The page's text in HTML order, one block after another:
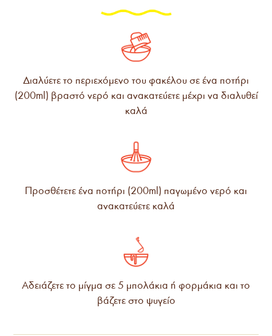
Διαλύετε το περιεχόμενο του φακέλου σε ένα ποτήρι
(200ml) βραστό νερό και ανακατεύετε μέχρι να διαλυθεί
καλά
Προσθέτετε ένα ποτήρι (200ml) παγωμένο νερό και
ανακατεύετε καλά
Αδειάζετε το μίγμα σε 5 μπολάκια ή φορμάκια και το
βάζετε στο ψυγείο